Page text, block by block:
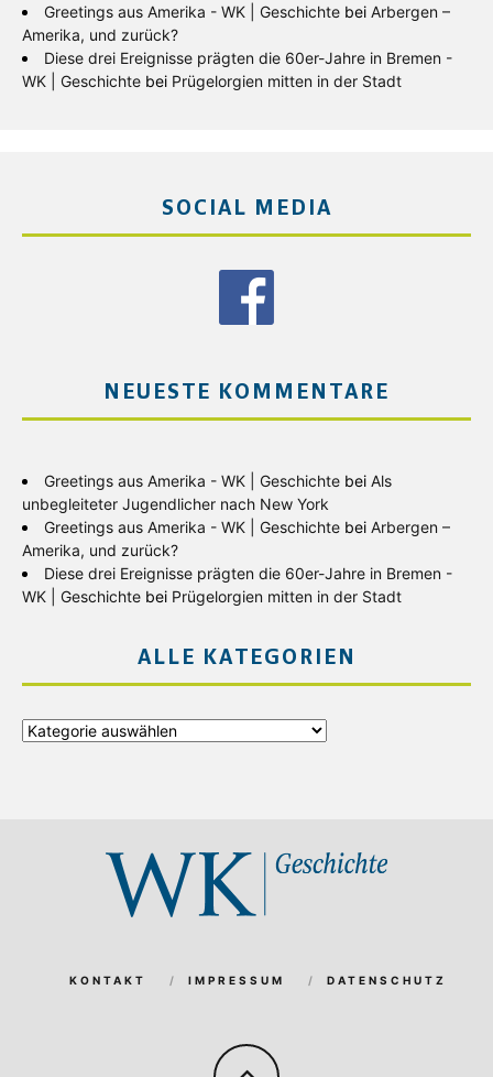
Greetings aus Amerika - WK | Geschichte bei Arbergen –
Amerika, und zurück?
Diese drei Ereignisse prägten die 60er-Jahre in Bremen -
WK | Geschichte bei Prügelorgien mitten in der Stadt
SOCIAL MEDIA
NEUESTE KOMMENTARE
Greetings aus Amerika - WK | Geschichte bei Als
unbegleiteter Jugendlicher nach New York
Greetings aus Amerika - WK | Geschichte bei Arbergen –
Amerika, und zurück?
Diese drei Ereignisse prägten die 60er-Jahre in Bremen -
WK | Geschichte bei Prügelorgien mitten in der Stadt
ALLE KATEGORIEN
Alle
KONTAKT IMPRESSUM DATENSCHUTZ